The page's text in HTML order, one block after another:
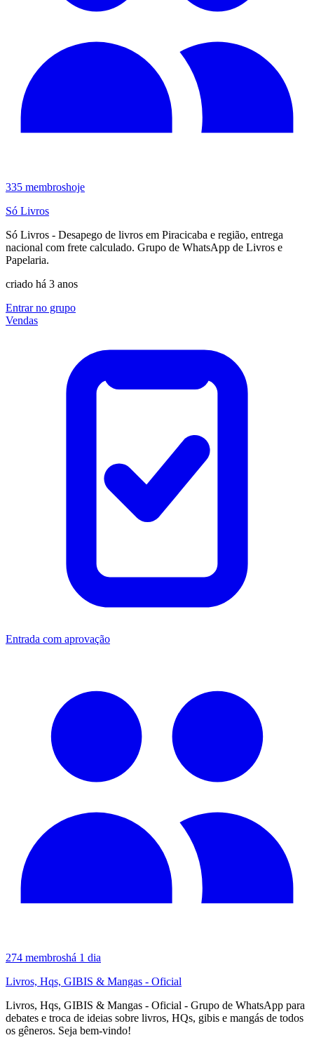
335 membroshoje
Só Livros
Só Livros - Desapego de livros em Piracicaba e região, entrega
nacional com frete calculado. Grupo de WhatsApp de Livros e
Papelaria.
criado há 3 anos
Entrar no grupo
Vendas
Entrada com aprovação
274 membroshá 1 dia
Livros, Hqs, GIBIS & Mangas - Oficial
Livros, Hqs, GIBIS & Mangas - Oficial - Grupo de WhatsApp para
debates e troca de ideias sobre livros, HQs, gibis e mangás de todos
os gêneros. Seja bem-vindo!